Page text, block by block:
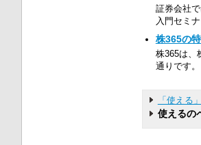
証券会社
入門セミ
株365の
株365は、
通りです
「使える
使えるの